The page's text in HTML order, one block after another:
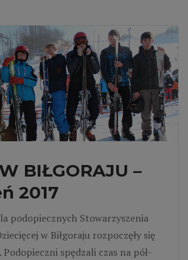
BIŁGORAJU –
2017
podopiecznych Stowarzyszenia
w Biłgoraju rozpoczęły się
spędzali czas na pół-